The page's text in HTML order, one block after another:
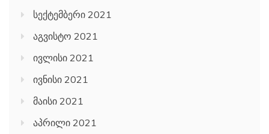
სექტემბერი 2021
აგვისტო 2021
ივლისი 2021
ივნისი 2021
მაისი 2021
აპრილი 2021